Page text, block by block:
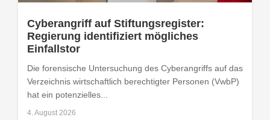
Cyberangriff auf Stiftungsregister:
Regierung identifiziert mögliches
Einfallstor
Die forensische Untersuchung des Cyberangriffs auf das
Verzeichnis wirtschaftlich berechtigter Personen (VwbP)
hat ein potenzielles...
4. August 2026